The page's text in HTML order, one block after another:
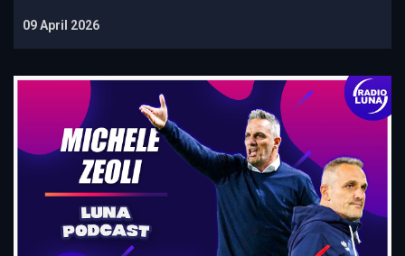
09 April 2026